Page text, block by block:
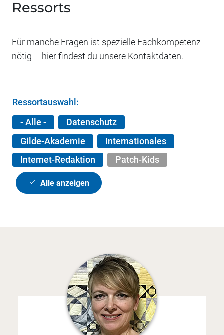
Ressorts
Für manche Fragen ist spezielle Fachkompetenz
nötig – hier findest du unsere Kontaktdaten.
Ressortauswahl:
- Alle -
Datenschutz
Gilde-Akademie
Internationales
Internet-Redaktion
Patch-Kids
Alle anzeigen